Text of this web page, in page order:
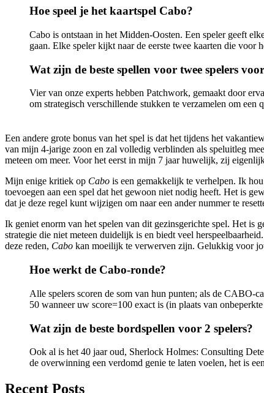
Hoe speel je het kaartspel Cabo?
Cabo is ontstaan ​​in het Midden-Oosten. Een speler geeft
gaan. Elke speler kijkt naar de eerste twee kaarten die voor
Wat zijn de beste spellen voor twee spelers
Vier van onze experts hebben Patchwork, gemaakt door
om strategisch verschillende stukken te verzamelen om een
Een andere grote bonus van het spel is dat het tijdens het
van mijn 4-jarige zoon en zal volledig verblinden als speluitleg
meteen om meer. Voor het eerst in mijn 7 jaar huwelijk, zij
Mijn enige kritiek op Cabo is een gemakkelijk te verhelpen. Ik
toevoegen aan een spel dat het gewoon niet nodig heeft. Het is
dat je deze regel kunt wijzigen om naar een ander nummer te
Ik geniet enorm van het spelen van dit gezinsgerichte spel. Het is
strategie die niet meteen duidelijk is en biedt veel
deze reden, Cabo kan moeilijk te verwerven zijn. Gelukkig voor
Hoe werkt de Cabo-ronde?
Alle spelers scoren de som van hun punten; als de CABO-
50 wanneer uw score=100 exact is (in plaats van onbeperkte
Wat zijn de beste bordspellen voor 2 spelers?
Ook al is het 40 jaar oud, Sherlock Holmes: Consulting
de overwinning een verdomd genie te laten voelen, het is
Recent Posts